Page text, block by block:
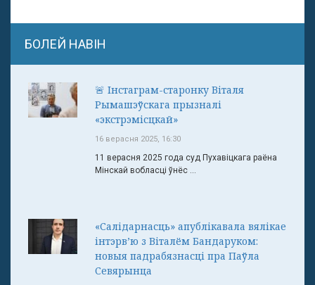
БОЛЕЙ НАВІН
🚨 Інстаграм-старонку Віталя
Рымашэўскага прызналі
«экстрэмісцкай»
16 верасня 2025, 16:30
11 верасня 2025 года суд Пухавіцкага раёна
Мінскай вобласці ўнёс ...
«Салідарнасць» апублікавала вялікае
інтэрв’ю з Віталём Бандаруком:
новыя падрабязнасці пра Паўла
Севярынца